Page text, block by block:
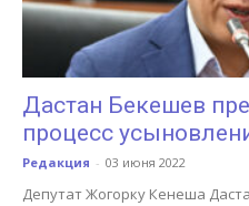
Кыргызстана
Дастан Бекешев
процесс
Редакция - 03 июня 2022
Депутат Жогорку Кенеша